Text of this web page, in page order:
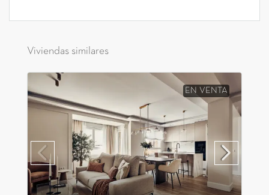
Viviendas similares
EN VENTA